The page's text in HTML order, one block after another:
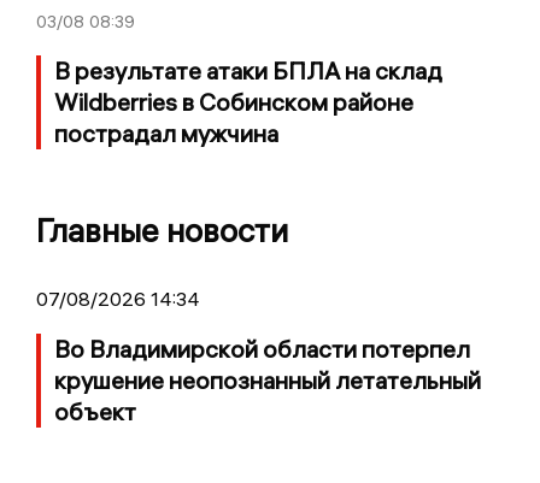
03/08 08:39
В результате атаки БПЛА на склад
Wildberries в Собинском районе
пострадал мужчина
Главные новости
07/08/2026 14:34
Во Владимирской области потерпел
крушение неопознанный летательный
объект